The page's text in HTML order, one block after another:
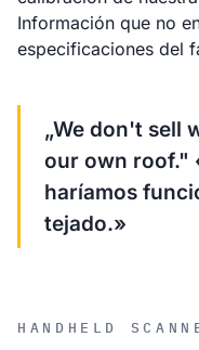
Información que no
especificaciones del
„We don't sell
our own roof."
haríamos
tejado.»
HANDHELD